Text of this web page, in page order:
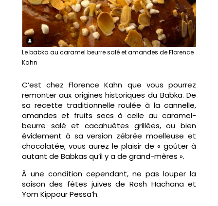
Le babka au caramel beurre salé et amandes de Florence
Kahn
C’est chez Florence Kahn que vous pourrez
remonter aux origines historiques du Babka. De
sa recette traditionnelle roulée à la cannelle,
amandes et fruits secs à celle au caramel-
beurre salé et cacahuètes grillées, ou bien
évidement à sa version zébrée moelleuse et
chocolatée, vous aurez le plaisir de « goûter à
autant de Babkas qu’il y a de grand-mères ».
À une condition cependant, ne pas louper la
saison des fêtes juives de Rosh Hachana et
Yom Kippour Pessa’h.